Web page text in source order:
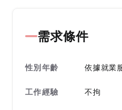
需求條件
性別年齡 依據就業
工作經驗 不拘